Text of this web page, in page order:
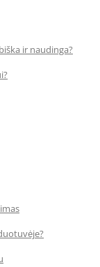
ir naudinga?